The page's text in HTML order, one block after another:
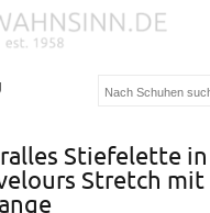
Stiefelette in
Stretch mit